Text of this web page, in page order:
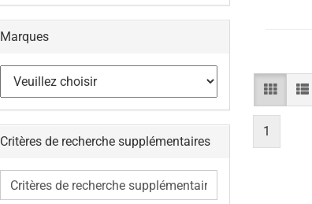
1
Marques
Critères de recherche supplémentaires
Critères